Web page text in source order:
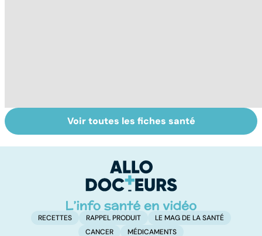
Laboratoires,
bienfaiteurs ou
Tout savoir sur
les infections
Voir toutes les fiches santé
RECETTES RAPPEL PRODUIT
LE MAG DE LA SANTÉ
CANCER
MÉDICAMENTS